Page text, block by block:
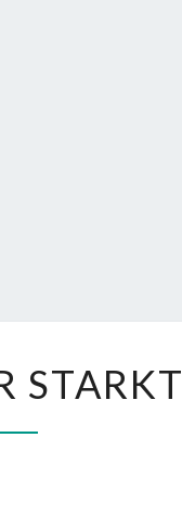
STARKT
STARKT